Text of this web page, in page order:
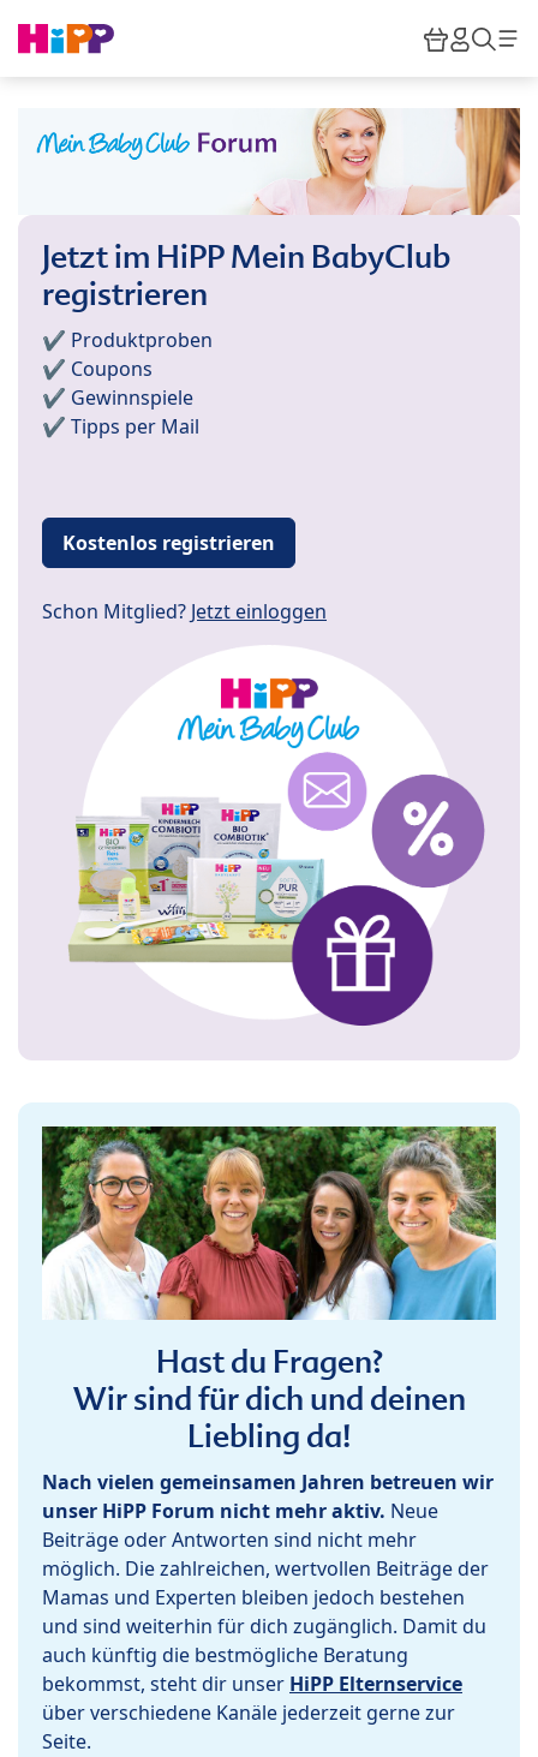
HiPP
Jetzt im HiPP Mein BabyClub
registrieren
✔️ Produktproben
✔️ Coupons
✔️ Gewinnspiele
✔️ Tipps per Mail
Kostenlos registrieren
Schon Mitglied? Jetzt einloggen
Hast du Fragen?
Wir sind für dich und deinen
Liebling da!
Nach vielen gemeinsamen Jahren betreuen wir
unser HiPP Forum nicht mehr aktiv. Neue
Beiträge oder Antworten sind nicht mehr
möglich. Die zahlreichen, wertvollen Beiträge der
Mamas und Experten bleiben jedoch bestehen
und sind weiterhin für dich zugänglich. Damit du
auch künftig die bestmögliche Beratung
bekommst, steht dir unser HiPP Elternservice
über verschiedene Kanäle jederzeit gerne zur
Seite.